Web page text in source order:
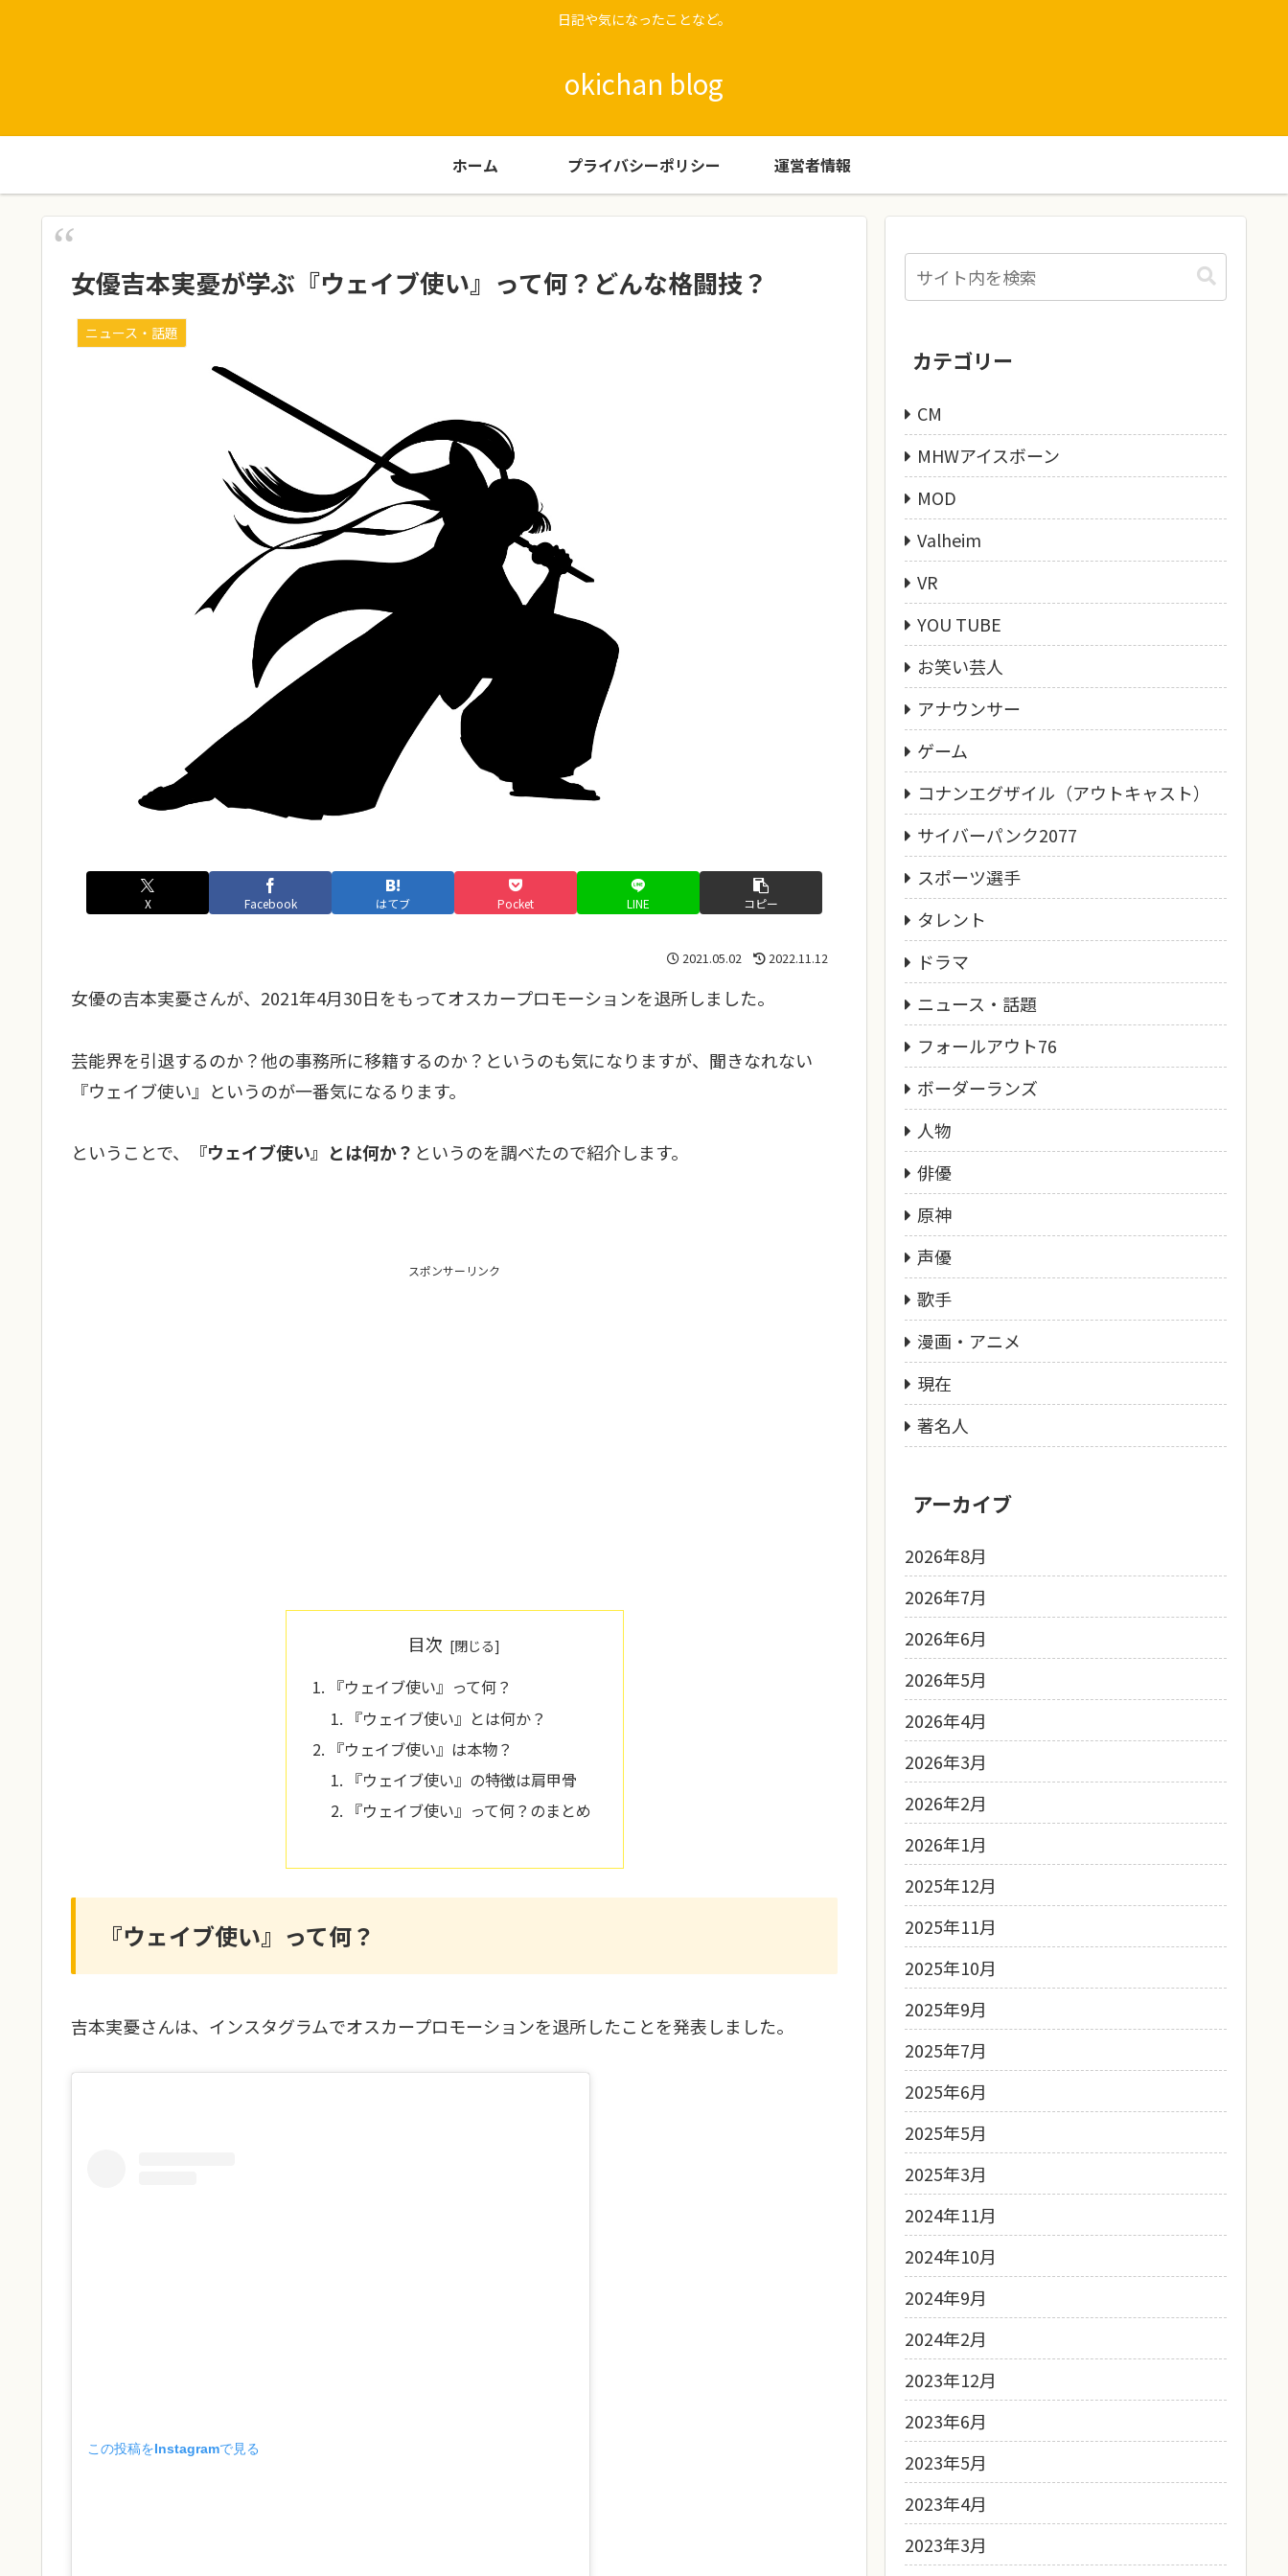
日記や気になったことなど。
okichan blog
ホーム プライバシーポリシー 運営者情報
女優吉本実憂が学ぶ『ウェイブ使い』って何？どんな格闘技？
ニュース・話題
X Facebook はてブ Pocket LINE コピー
2021.05.02 2022.11.12
女優の吉本実憂さんが、2021年4月30日をもってオスカープロモーションを退所しました。
芸能界を引退するのか？他の事務所に移籍するのか？というのも気になりますが、聞きなれない
『ウェイブ使い』というのが一番気になるります。
ということで、 『ウェイブ使い』とは何か？ というのを調べたので紹介します。
スポンサーリンク
目次
『ウェイブ使い』って何？
『ウェイブ使い』とは何か？
『ウェイブ使い』は本物？
『ウェイブ使い』の特徴は肩甲骨
『ウェイブ使い』って何？のまとめ
『ウェイブ使い』って何？
吉本実憂さんは、インスタグラムでオスカープロモーションを退所したことを発表しました。
この投稿をInstagramで見る
カテゴリー
CM
MHWアイスボーン
MOD
Valheim
VR
YOU TUBE
お笑い芸人
アナウンサー
ゲーム
コナンエグザイル（アウトキャスト）
サイバーパンク2077
スポーツ選手
タレント
ドラマ
ニュース・話題
フォールアウト76
ボーダーランズ
人物
俳優
原神
声優
歌手
漫画・アニメ
現在
著名人
アーカイブ
2026年8月
2026年7月
2026年6月
2026年5月
2026年4月
2026年3月
2026年2月
2026年1月
2025年12月
2025年11月
2025年10月
2025年9月
2025年7月
2025年6月
2025年5月
2025年3月
2024年11月
2024年10月
2024年9月
2024年2月
2023年12月
2023年6月
2023年5月
2023年4月
2023年3月